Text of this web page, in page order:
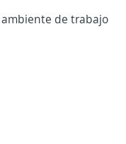
de trabajo